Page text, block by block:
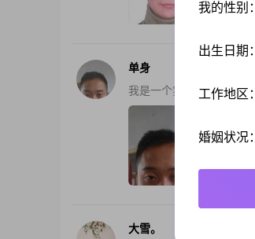
单身
我是一个实在人，我想找
寻找异
大雪。
我的性别：
出生日期：
工作地区：
婚姻状况：